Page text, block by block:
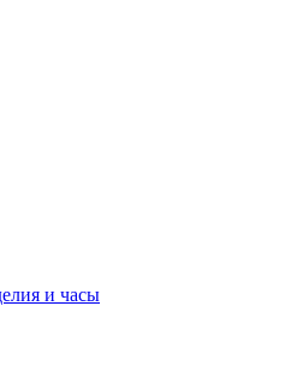
и часы